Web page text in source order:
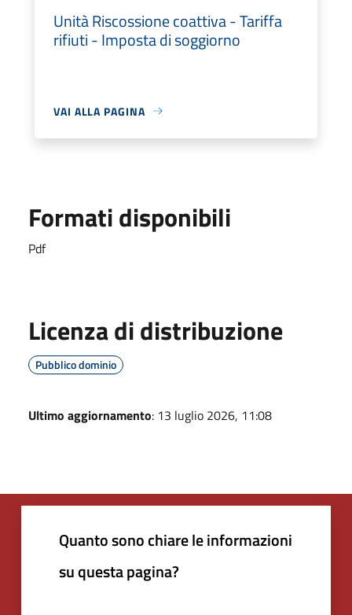
Unità Riscossione coattiva - Tariffa
rifiuti - Imposta di soggiorno
VAI ALLA PAGINA
Formati disponibili
Pdf
Licenza di distribuzione
Pubblico dominio
Ultimo aggiornamento: 13 luglio 2026, 11:08
Quanto sono chiare le informazioni
su questa pagina?